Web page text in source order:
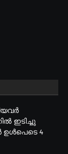
ഇടിച്ചു
ഉൾപെടെ 4